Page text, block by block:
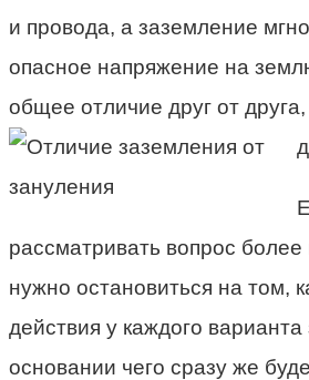
и провода, а заземление
опасное напряжение на
общее отличие друг от
рассматривать вопрос более
нужно остановиться на том,
действия у каждого
основании чего сразу же